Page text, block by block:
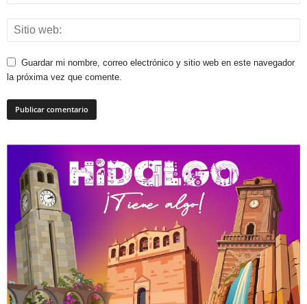
Guardar mi nombre, correo electrónico y sitio web en este navegador
la próxima vez que comente.